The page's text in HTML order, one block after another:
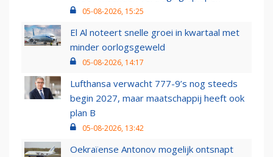
05-08-2026, 15:25
El Al noteert snelle groei in kwartaal met
minder oorlogsgeweld
05-08-2026, 14:17
Lufthansa verwacht 777-9’s nog steeds
begin 2027, maar maatschappij heeft ook
plan B
05-08-2026, 13:42
Oekraïense Antonov mogelijk ontsnapt